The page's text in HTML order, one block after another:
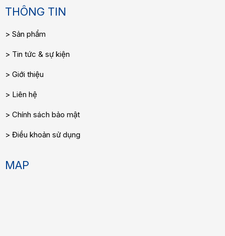
THÔNG TIN
Sản phẩm
Tin tức & sự kiện
Giới thiệu
Liên hệ
Chính sách bảo mật
Điều khoản sử dụng
MAP